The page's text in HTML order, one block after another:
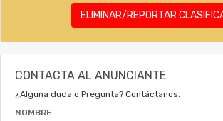
ELIMINAR/REPORTAR
CONTACTA AL ANUNCIANTE
¿Alguna duda o Pregunta? Contáctanos.
NOMBRE